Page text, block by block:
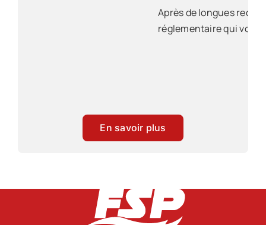
Après de longues
réglementaire qui vous
En savoir plus